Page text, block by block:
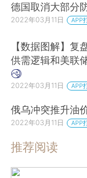
德国取消大部分
2022年03月11日 APP
【数据图解】复
供需逻辑和美联
2022年03月11日 APP
俄乌冲突推升油
2022年03月11日 APP
推荐阅读